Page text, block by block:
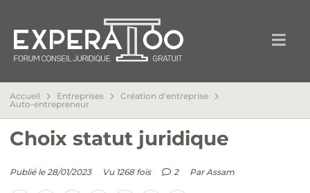
Accueil Entreprises
Création d'entreprise
Auto-entrepreneur
Choix statut juridique
Publié le 28/01/2023 Vu 1268 fois 2 ParAssam